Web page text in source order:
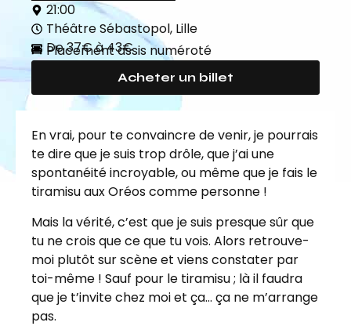
21:00
Théâtre Sébastopol, Lille
De 37€ à 43€
Placement assis numéroté
Acheter un billet
En vrai, pour te convaincre de venir, je pourrais
te dire que je suis trop drôle, que j’ai une
spontanéité incroyable, ou même que je fais le
tiramisu aux Oréos comme personne !
Mais la vérité, c’est que je suis presque sûr que
tu ne crois que ce que tu vois. Alors retrouve-
moi plutôt sur scène et viens constater par
toi-même ! Sauf pour le tiramisu ; là il faudra
que je t’invite chez moi et ça… ça ne m’arrange
pas.